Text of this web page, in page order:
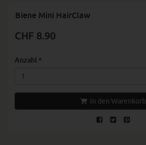
Biene Mini HairClaw
CHF 8.90
Anzahl *
In den Warenkorb